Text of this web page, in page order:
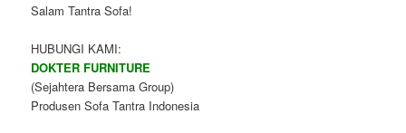
Salam Tantra Sofa!
HUBUNGI KAMI:
DOKTER FURNITURE
(Sejahtera Bersama Group)
Produsen Sofa Tantra Indonesia